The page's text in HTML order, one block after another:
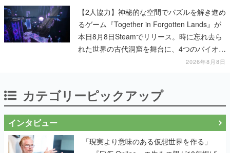
【2人協力】神秘的な空間でパズルを解き進め
るゲーム『Together in Forgotten Lands』が
本日8月8日Steamでリリース。時に忘れ去ら
れた世界の古代洞窟を舞台に、4つのバイオー
2026年8月8日
カテゴリーピックアップ
インタビュー
「現実より意味のある仮想世界を作る」